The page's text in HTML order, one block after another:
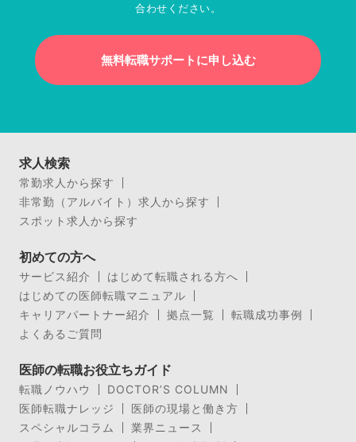
合わせください。
無料転職サポートに申し込む
求人検索
常勤求人から探す
非常勤（アルバイト）求人から探す
スポット求人から探す
初めての方へ
サービス紹介
はじめて転職される方へ
はじめての医師転職マニュアル
キャリアパートナー紹介
拠点一覧
転職成功事例
よくあるご質問
医師の転職お役立ちガイド
転職ノウハウ
DOCTOR’S COLUMN
医師転職ナレッジ
医師の現場と働き方
スペシャルコラム
業界ニュース